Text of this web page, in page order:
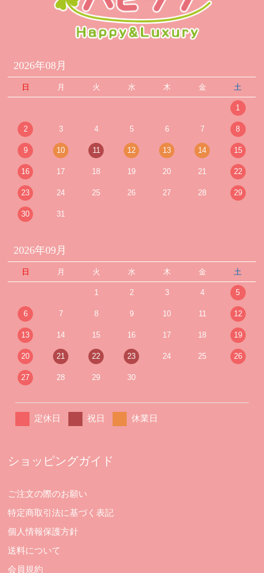
2026年08月
日 月 火 水 木 金 土
1
2 3 4 5 6 7 8
9 10 11 12 13 14 15
16 17 18 19 20 21 22
23 24 25 26 27 28 29
30 31
2026年09月
日 月 火 水 木 金 土
1 2 3 4 5
6 7 8 9 10 11 12
13 14 15 16 17 18 19
20 21 22 23 24 25 26
27 28 29 30
定休日 祝日 休業日
ショッピングガイド
ご注文の際のお願い
特定商取引法に基づく表記
個人情報保護方針
送料について
会員規約